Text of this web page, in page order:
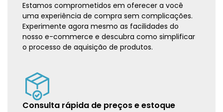
Estamos comprometidos em oferecer a você
uma experiência de compra sem complicações.
Experimente agora mesmo as facilidades do
nosso e-commerce e descubra como simplificar
o processo de aquisição de produtos.
Consulta rápida de preços e estoque